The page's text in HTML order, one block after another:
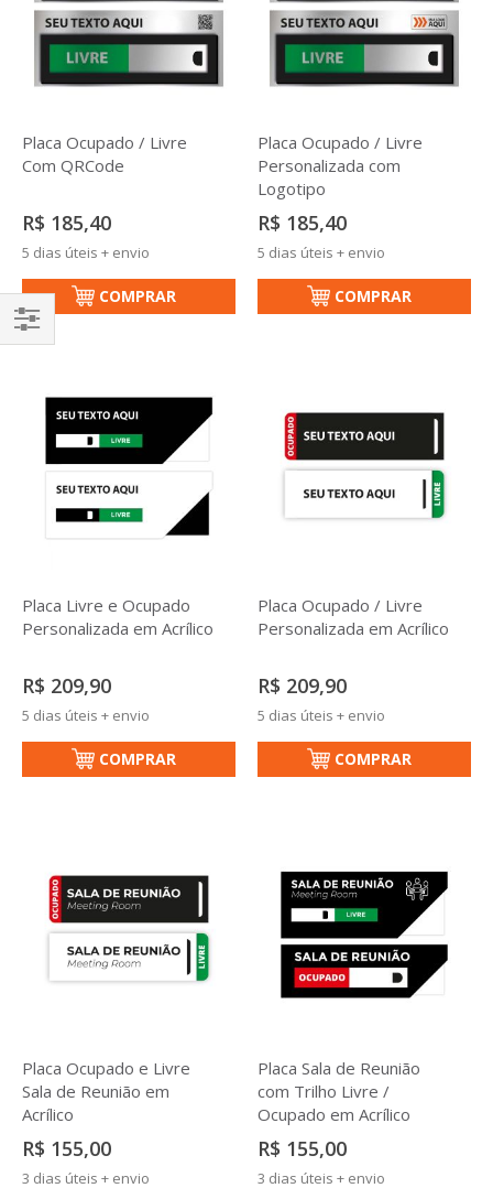
Placa Ocupado / Livre
Com QRCode
R$ 185,40
5 dias úteis + envio
COMPRAR
Placa Ocupado / Livre
Personalizada com
Logotipo
R$ 185,40
5 dias úteis + envio
COMPRAR
Placa Livre e Ocupado
Personalizada em Acrílico
R$ 209,90
5 dias úteis + envio
COMPRAR
Placa Ocupado / Livre
Personalizada em Acrílico
R$ 209,90
5 dias úteis + envio
COMPRAR
Placa Ocupado e Livre
Sala de Reunião em
Acrílico
R$ 155,00
3 dias úteis + envio
Placa Sala de Reunião
com Trilho Livre /
Ocupado em Acrílico
R$ 155,00
3 dias úteis + envio
Filtrar